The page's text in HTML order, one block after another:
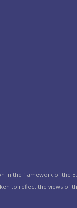
in the framework of the
to reflect the views of